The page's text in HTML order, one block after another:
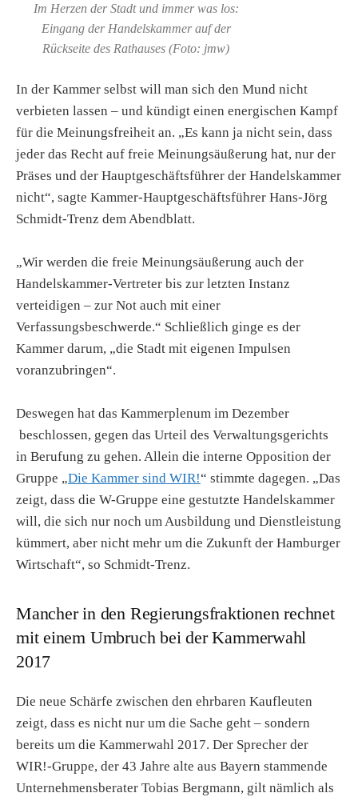
Im Herzen der Stadt und immer was los:
Eingang der Handelskammer auf der
Rückseite des Rathauses (Foto: jmw)
In der Kammer selbst will man sich den Mund nicht
verbieten lassen – und kündigt einen energischen Kampf
für die Meinungsfreiheit an. „Es kann ja nicht sein, dass
jeder das Recht auf freie Meinungsäußerung hat, nur der
Präses und der Hauptgeschäftsführer der Handelskammer
nicht“, sagte Kammer-Hauptgeschäftsführer Hans-Jörg
Schmidt-Trenz dem Abendblatt.
„Wir werden die freie Meinungsäußerung auch der
Handelskammer-Vertreter bis zur letzten Instanz
verteidigen – zur Not auch mit einer
Verfassungsbeschwerde.“ Schließlich ginge es der
Kammer darum, „die Stadt mit eigenen Impulsen
voranzubringen“.
Deswegen hat das Kammerplenum im Dezember
beschlossen, gegen das Urteil des Verwaltungsgerichts
in Berufung zu gehen. Allein die interne Opposition der
Gruppe „Die Kammer sind WIR!“ stimmte dagegen. „Das
zeigt, dass die W-Gruppe eine gestutzte Handelskammer
will, die sich nur noch um Ausbildung und Dienstleistung
kümmert, aber nicht mehr um die Zukunft der Hamburger
Wirtschaft“, so Schmidt-Trenz.
Mancher in den Regierungsfraktionen rechnet
mit einem Umbruch bei der Kammerwahl
2017
Die neue Schärfe zwischen den ehrbaren Kaufleuten
zeigt, dass es nicht nur um die Sache geht – sondern
bereits um die Kammerwahl 2017. Der Sprecher der
WIR!-Gruppe, der 43 Jahre alte aus Bayern stammende
Unternehmensberater Tobias Bergmann, gilt nämlich als